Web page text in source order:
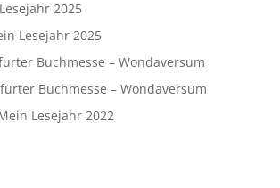
2025
Lesejahr 2025
Buchmesse – Wondaversum
Buchmesse – Wondaversum
Lesejahr 2022